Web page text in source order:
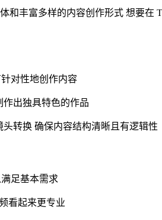
和丰富多样的内容创作形式 想要
对性地创作内容
出独具特色的作品
转换 确保内容结构清晰且有逻辑性
足基本需求
看起来更专业